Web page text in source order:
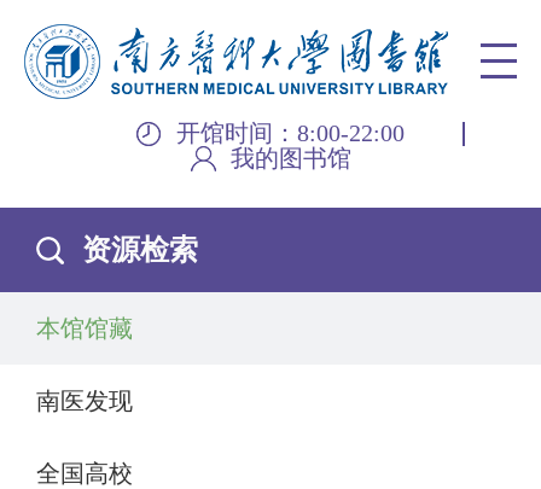
开馆时间：8:00-22:00
我的图书馆
资源检索
本馆馆藏
南医发现
全国高校